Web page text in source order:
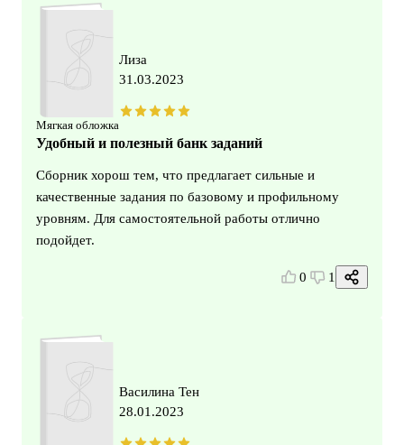
Мягкая обложка
Лиза
31.03.2023
Удобный и полезный банк заданий
Сборник хорош тем, что предлагает сильные и
качественные задания по базовому и профильному
уровням. Для самостоятельной работы отлично
подойдет.
0 1
Василина Тен
28.01.2023